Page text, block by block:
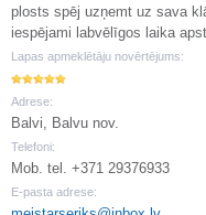
plosts spēj uzņemt uz sava
iespējami labvēlīgos laika
Lapas apmeklētāju novērtējums:
Adrese:
Balvi, Balvu nov.
Telefoni:
Mob. tel. +371 29376933
E-pasta adrese: